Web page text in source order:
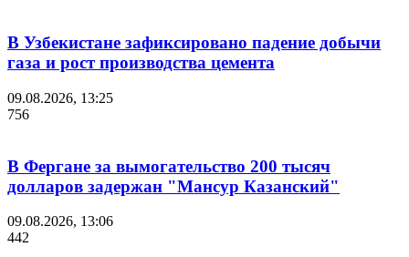
В Узбекистане зафиксировано падение добычи
газа и рост производства цемента
09.08.2026, 13:25
756
В Фергане за вымогательство 200 тысяч
долларов задержан "Мансур Казанский"
09.08.2026, 13:06
442